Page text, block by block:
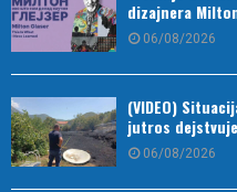
dizajnera
06/08/2026
(VIDEO)
jutros
06/08/2026